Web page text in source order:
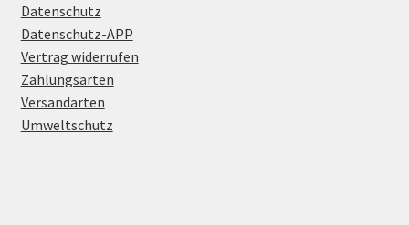
Datenschutz
Datenschutz-APP
Vertrag widerrufen
Zahlungsarten
Versandarten
Umweltschutz